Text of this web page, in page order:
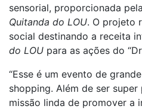
sensorial, proporcionada
Quitanda do LOU. O projeto
social destinando a receita
do LOU para as ações do
“Esse é um evento de
shopping. Além de ser
missão linda de promover a